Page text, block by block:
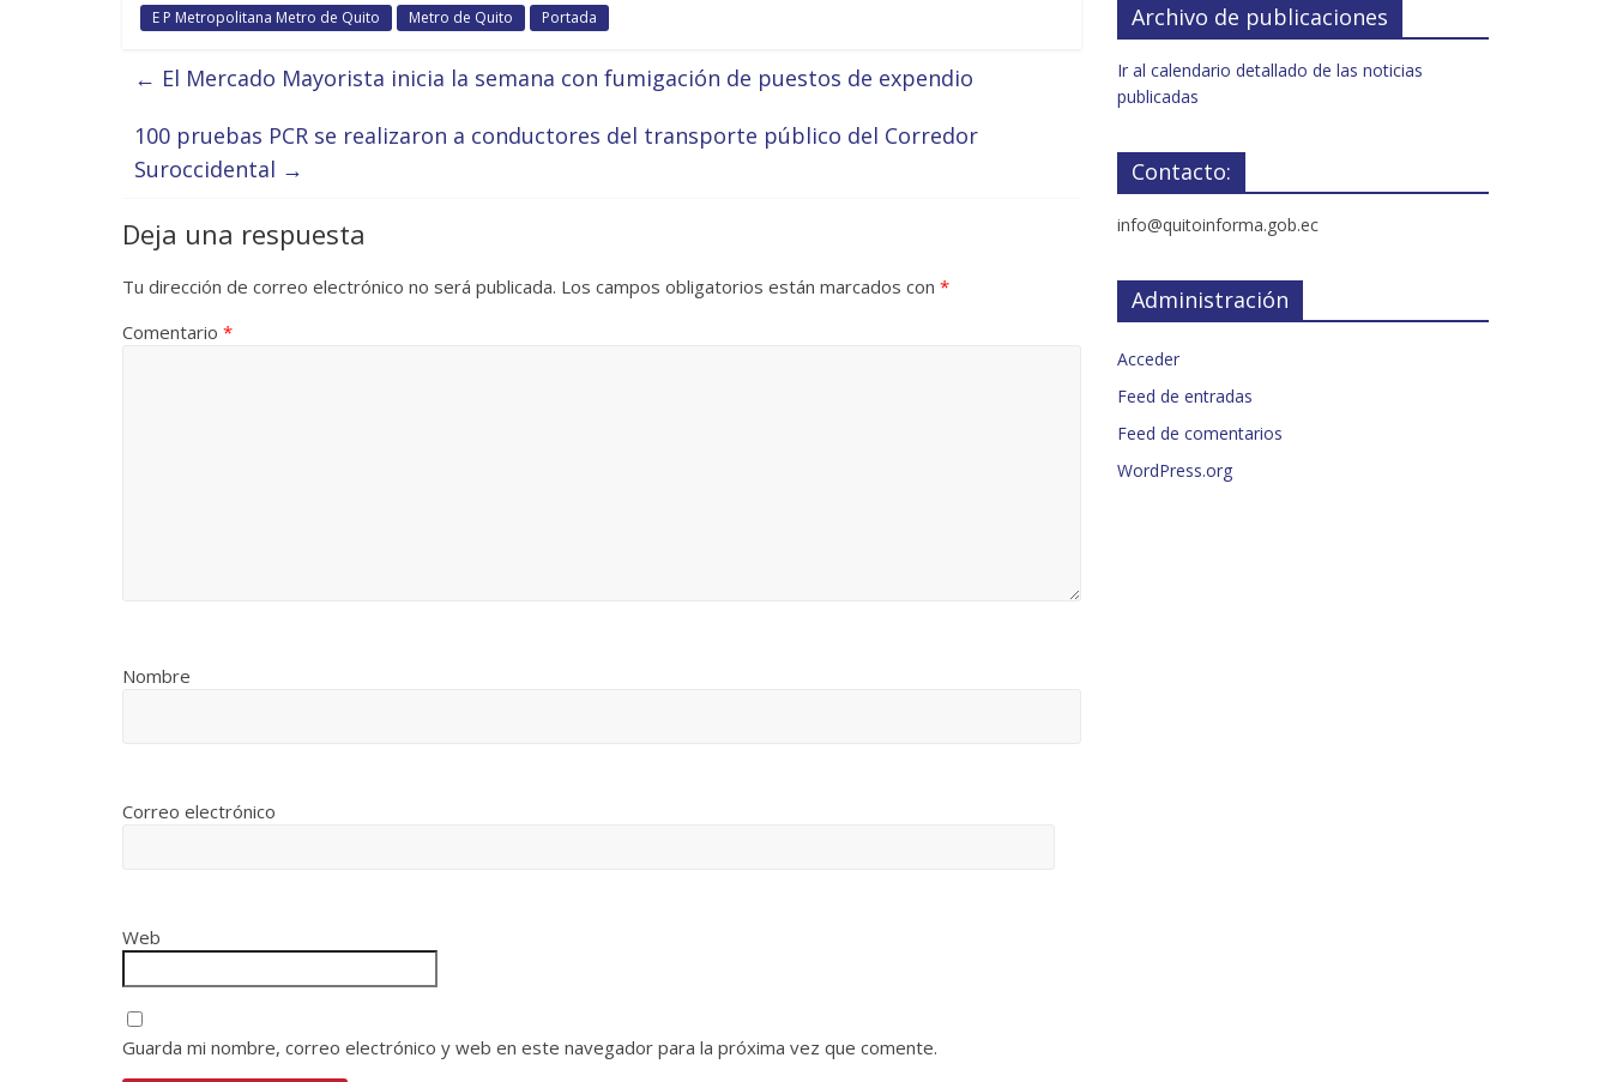
E P Metropolitana Metro de Quito Metro de Quito Portada
← El Mercado Mayorista inicia la semana con fumigación de puestos de expendio
100 pruebas PCR se realizaron a conductores del transporte público del Corredor
Suroccidental →
Deja una respuesta
Tu dirección de correo electrónico no será publicada. Los campos obligatorios están marcados con *
Comentario *
Nombre
Correo electrónico
Web
Guarda mi nombre, correo electrónico y web en este navegador para la próxima vez que comente.
Archivo de publicaciones
Ir al calendario detallado de las noticias
publicadas
Contacto:
info@quitoinforma.gob.ec
Administración
Acceder
Feed de entradas
Feed de comentarios
WordPress.org